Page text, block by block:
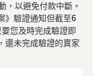
，以避免付款中斷。
》驗證通知但截至6
您及時完成驗證即
還未完成驗證的賣家